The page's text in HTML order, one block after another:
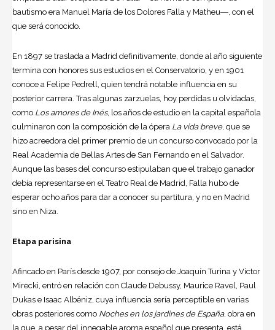
bautismo era Manuel María de los Dolores Falla y Matheu―, con el
que será conocido.
En 1897 se traslada a Madrid definitivamente, donde al año siguiente
termina con honores sus estudios en el Conservatorio, y en 1901
conoce a Felipe Pedrell, quien tendrá notable influencia en su
posterior carrera. Tras algunas zarzuelas, hoy perdidas u olvidadas,
como Los amores de Inés, los años de estudio en la capital española
culminaron con la composición de la ópera La vida breve, que se
hizo acreedora del primer premio de un concurso convocado por la
Real Academia de Bellas Artes de San Fernando en el Salvador.
Aunque las bases del concurso estipulaban que el trabajo ganador
debía representarse en el Teatro Real de Madrid, Falla hubo de
esperar ocho años para dar a conocer su partitura, y no en Madrid
sino en Niza.
Etapa parisina
Afincado en París desde 1907, por consejo de Joaquín Turina y Víctor
Mirecki, entró en relación con Claude Debussy, Maurice Ravel, Paul
Dukas e Isaac Albéniz, cuya influencia sería perceptible en varias
obras posteriores como Noches en los jardines de España, obra en
la que, a pesar del innegable aroma español que presenta, está